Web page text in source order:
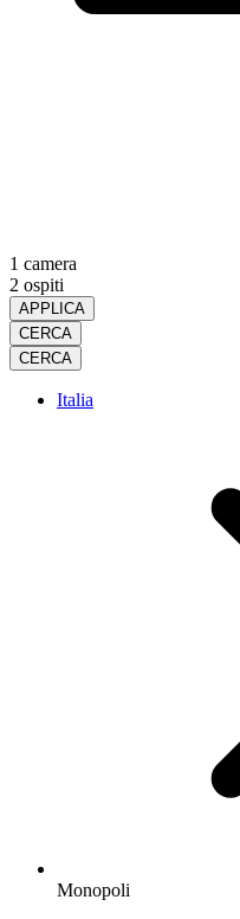
1 camera
2 ospiti
APPLICA
CERCA
CERCA
Italia
Monopoli